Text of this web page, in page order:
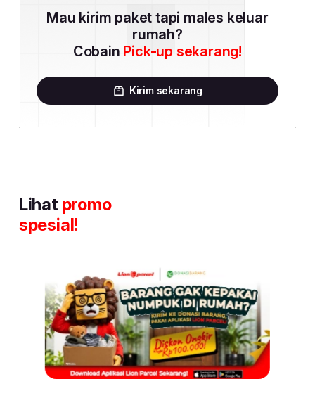
Mau kirim paket tapi males keluar
rumah?
Cobain Pick-up sekarang!
Kirim sekarang
Lihat promo
spesial!